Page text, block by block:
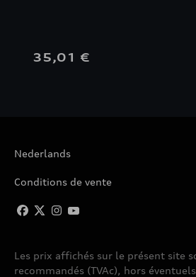
35,01 €
Nederlands
Conditions de vente
Les prix affichés sur le présent site
recommandés (TVAc), hors